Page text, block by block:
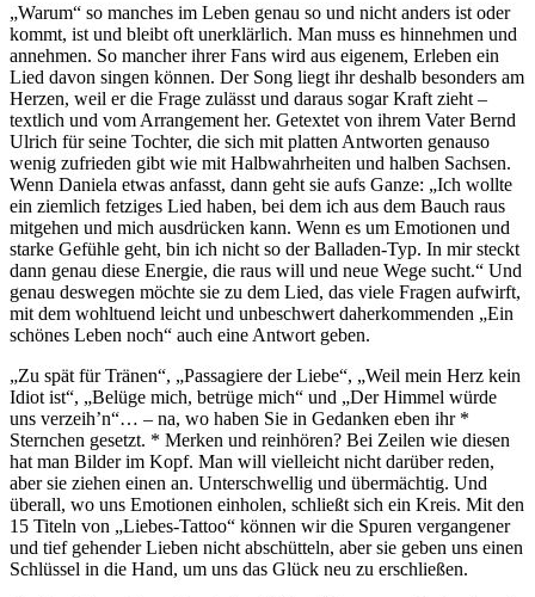
„Warum“ so manches im Leben genau so und nicht anders ist oder
kommt, ist und bleibt oft unerklärlich. Man muss es hinnehmen und
annehmen. So mancher ihrer Fans wird aus eigenem, Erleben ein
Lied davon singen können. Der Song liegt ihr deshalb besonders am
Herzen, weil er die Frage zulässt und daraus sogar Kraft zieht –
textlich und vom Arrangement her. Getextet von ihrem Vater Bernd
Ulrich für seine Tochter, die sich mit platten Antworten genauso
wenig zufrieden gibt wie mit Halbwahrheiten und halben Sachsen.
Wenn Daniela etwas anfasst, dann geht sie aufs Ganze: „Ich wollte
ein ziemlich fetziges Lied haben, bei dem ich aus dem Bauch raus
mitgehen und mich ausdrücken kann. Wenn es um Emotionen und
starke Gefühle geht, bin ich nicht so der Balladen-Typ. In mir steckt
dann genau diese Energie, die raus will und neue Wege sucht.“ Und
genau deswegen möchte sie zu dem Lied, das viele Fragen aufwirft,
mit dem wohltuend leicht und unbeschwert daherkommenden „Ein
schönes Leben noch“ auch eine Antwort geben.
„Zu spät für Tränen“, „Passagiere der Liebe“, „Weil mein Herz kein
Idiot ist“, „Belüge mich, betrüge mich“ und „Der Himmel würde
uns verzeih’n“… – na, wo haben Sie in Gedanken eben ihr *
Sternchen gesetzt. * Merken und reinhören? Bei Zeilen wie diesen
hat man Bilder im Kopf. Man will vielleicht nicht darüber reden,
aber sie ziehen einen an. Unterschwellig und übermächtig. Und
überall, wo uns Emotionen einholen, schließt sich ein Kreis. Mit den
15 Titeln von „Liebes-Tattoo“ können wir die Spuren vergangener
und tief gehender Lieben nicht abschütteln, aber sie geben uns einen
Schlüssel in die Hand, um uns das Glück neu zu erschließen.